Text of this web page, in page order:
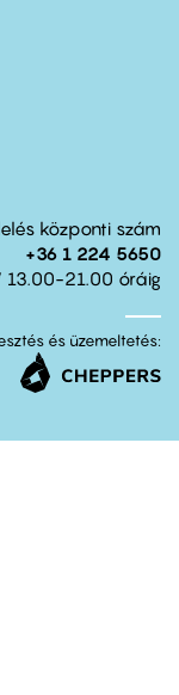
központi szám
+36 1 224 5650
13.00-21.00 óráig
és üzemeltetés: